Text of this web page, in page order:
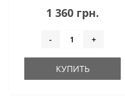
1 360 грн.
- +
КУПИТЬ